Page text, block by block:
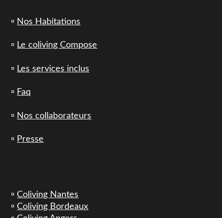
▫️ Nos Habitations
▫️ Le coliving Compose
▫️ Les services inclus
▫️ Faq
▫️ Nos collaborateurs
▫️ Presse
▫️Coliving Nantes
▫️Coliving Bordeaux